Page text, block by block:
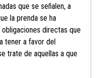
que se señalen, a
la prenda se ha
directas que
tener a favor del
trate de aquellas a que